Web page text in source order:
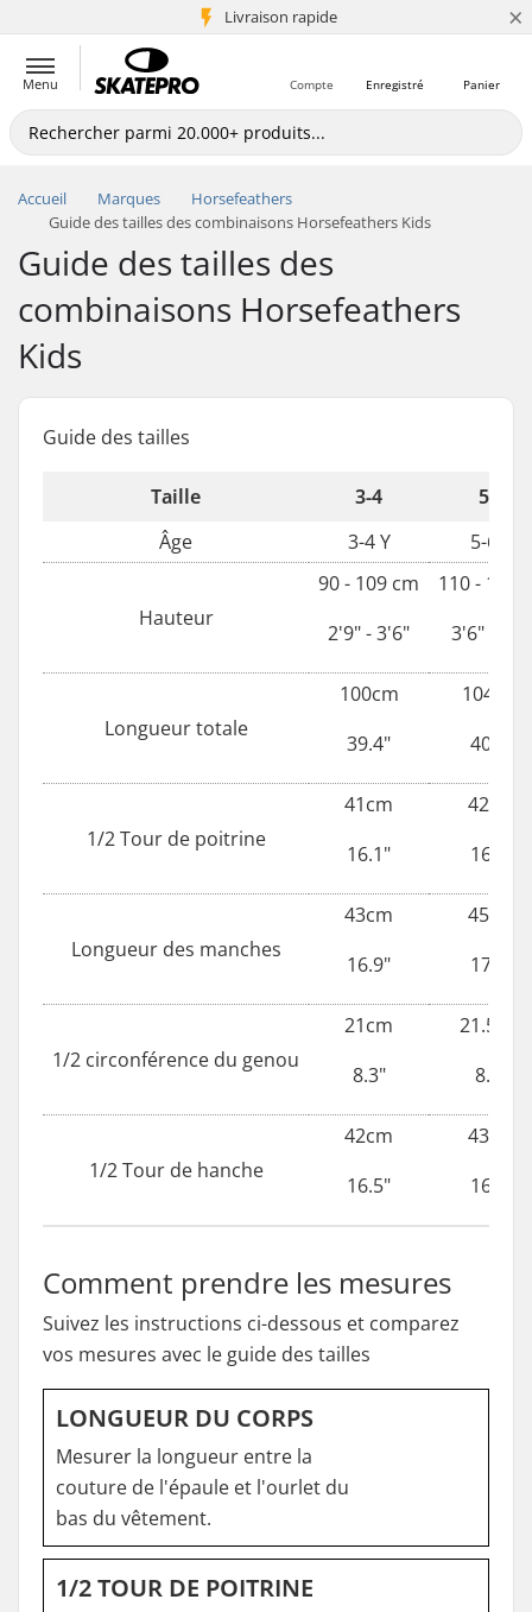
Livraison rapide
+5 mio de clients ×
Menu Panier
Enregistré
Compte
Accueil Marques
Horsefeathers
Guide des tailles des combinaisons Horsefeathers Kids
Guide des tailles des
combinaisons Horsefeathers
Kids
Guide des tailles
Taille 3-4
5-6
Âge
3-4 Y 5-6 Y
Hauteur
90 - 109 cm
2'9" - 3'6"
110 -
3'6" - 4'1"
Longueur totale
100cm
39.4"
104cm
40.9"
1/2 Tour de poitrine
41cm
16.1"
42cm
16.5"
Longueur des manches
43cm
16.9"
45cm
17.7"
1/2 circonférence du genou
21cm
8.3"
21.5cm
8.5"
1/2 Tour de hanche
42cm
16.5"
43cm
16.9"
Comment prendre les mesures
Suivez les instructions ci-dessous et comparez
vos mesures avec le guide des tailles
LONGUEUR DU CORPS
Mesurer la longueur entre la
couture de l'épaule et l'ourlet du
bas du vêtement.
1/2 TOUR DE POITRINE